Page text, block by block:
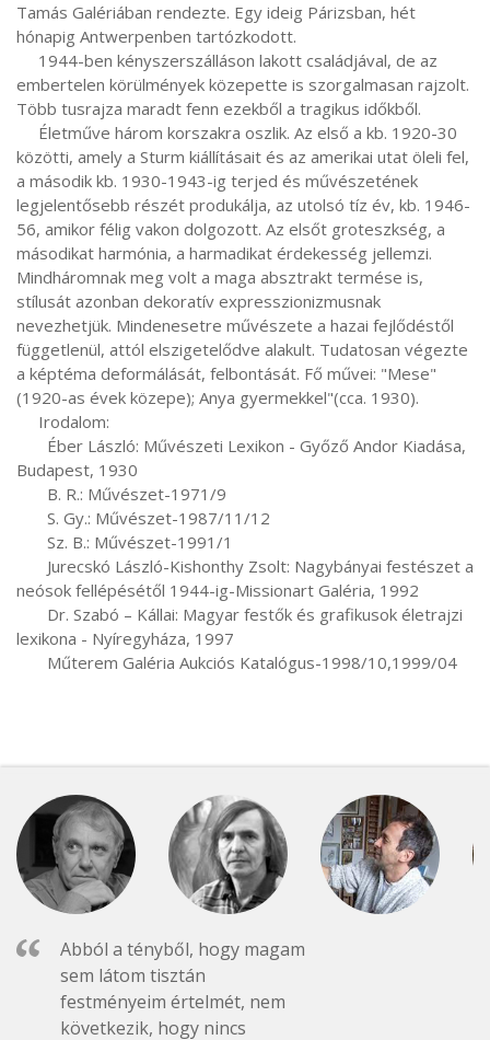
Tamás Galériában rendezte. Egy ideig Párizsban, hét
hónapig Antwerpenben tartózkodott.
embertelen körülmények közepette is szorgalmasan rajzolt.
Több tusrajza maradt fenn ezekből a tragikus időkből.
közötti, amely a Sturm kiállításait és az amerikai utat öleli fel,
a második kb. 1930-1943-ig terjed és művészetének
legjelentősebb részét produkálja, az utolsó tíz év, kb. 1946-
56, amikor félig vakon dolgozott. Az elsőt groteszkség, a
másodikat harmónia, a harmadikat érdekesség jellemzi.
Mindháromnak meg volt a maga absztrakt termése is,
stílusát azonban dekoratív expresszionizmusnak
nevezhetjük. Mindenesetre művészete a hazai fejlődéstől
függetlenül, attól elszigetelődve alakult. Tudatosan végezte
a képtéma deformálását, felbontását. Fő művei: "Mese"
(1920-as évek közepe); Anya gyermekkel"(cca. 1930).
Budapest, 1930
neósok fellépésétől 1944-ig-Missionart Galéria, 1992
lexikona - Nyíregyháza, 1997
       Műterem Galéria Aukciós Katalógus-1998/10,1999/04
Abból a tényből, hogy magam
sem látom tisztán
festményeim értelmét, nem
következik, hogy nincs